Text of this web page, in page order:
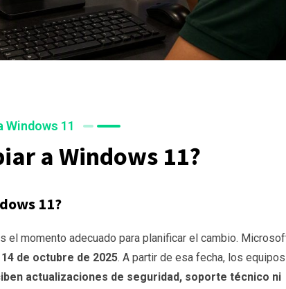
Windows 11
a Windows 11?
11?
el momento adecuado para planificar el cambio.
de octubre de 2025. A partir de esa fecha, los equipos
actualizaciones de seguridad, soporte técnico ni